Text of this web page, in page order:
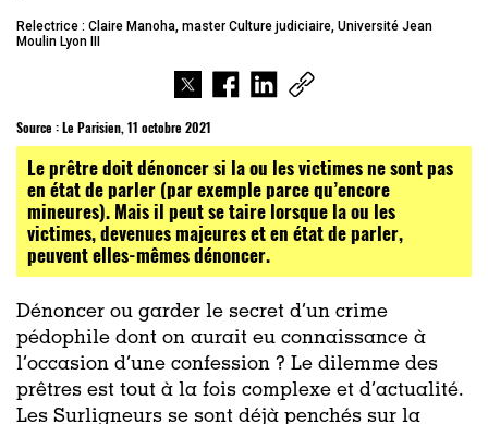
Relectrice : Claire Manoha, master Culture judiciaire, Université Jean
Moulin Lyon III
Source :Le Parisien, 11 octobre 2021
Le prêtre doit dénoncer si la ou les victimes ne sont pas
en état de parler (par exemple parce qu’encore
mineures). Mais il peut se taire lorsque la ou les
victimes, devenues majeures et en état de parler,
peuvent elles-mêmes dénoncer.
Dénoncer ou garder le secret d’un crime
pédophile dont on aurait eu connaissance à
l’occasion d’une confession ? Le dilemme des
prêtres est tout à la fois complexe et d’actualité.
Les Surligneurs se sont déjà penchés sur la